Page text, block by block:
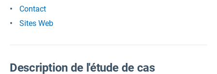
Contact
Sites Web
Description de l'étude de cas